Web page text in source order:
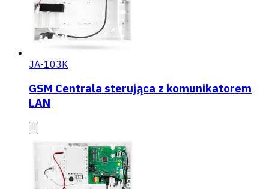
JA-103K
GSM Centrala sterująca z komunikatorem
LAN